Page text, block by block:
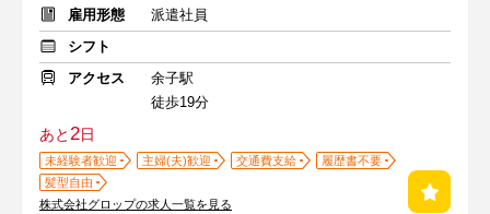
雇用形態
派遣社員
シフト
アクセス
余子駅
徒歩19分
あと2日
未経験者歓迎 主婦(夫)歓迎 交通費支給
履歴書不要
髪型自由
株式会社グロップの求人一覧を見る